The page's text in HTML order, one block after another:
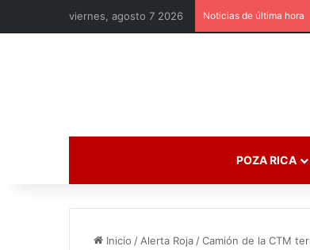
viernes, agosto 7 2026 Noticias de última hora
POZA RICA
Inicio / Alerta Roja /Camión de la CTM